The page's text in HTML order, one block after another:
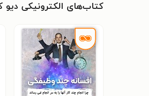
کتاب‌های الکترونیکی دیو